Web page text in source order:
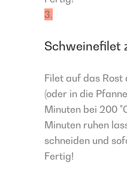
3.
Schweinefilet
Filet auf das
(oder in die
Minuten bei 200
Minuten ruhen
schneiden und
Fertig!